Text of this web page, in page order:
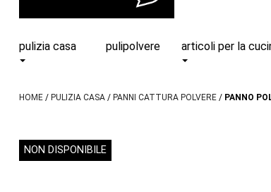
pulizia casa pulipolvere articoli per la
HOME PULIZIA CASA PANNI CATTURA POLVERE PANNO
NON DISPONIBILE